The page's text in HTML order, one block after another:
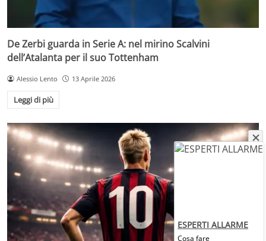
De Zerbi guarda in Serie A: nel mirino Scalvini
dell’Atalanta per il suo Tottenham
Alessio Lento 13 Aprile 2026
Leggi di più
ESPERTI ALLARME
Cosa fare